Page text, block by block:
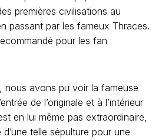
premières civilisations au
passant par les fameux Thraces.
pour les fan
nous avons pu voir la fameuse
de l’originale et à l’intérieur
en lui même pas extraordinaire,
d’une telle sépulture pour une